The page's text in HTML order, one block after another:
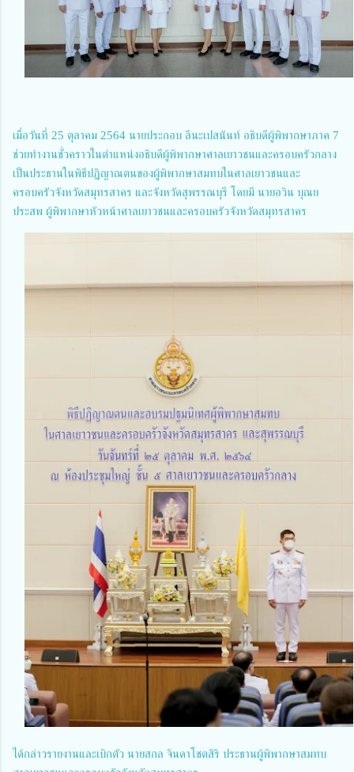
เมื่อวันที่ 25 ตุลาคม 2564 นายประกอบ ลีนะเปสนันท์ อธิบดีผู้พิพากษาภาค 7
ช่วยทำงานชั่วคราวในตำแหน่งอธิบดีผู้พิพากษาศาลเยาวชนและครอบครัวกลาง
เป็นประธานในพิธีปฏิญาณตนของผู้พิพากษาสมทบในศาลเยาวชนและ
ครอบครัวจังหวัดสมุทรสาคร และจังหวัดสุพรรณบุรี โดยมี นายอวิน บุณย
ประสพ ผู้พิพากษาหัวหน้าศาลเยาวชนและครอบครัวจังหวัดสมุทรสาคร
ได้กล่าวรายงานและเบิกตัว นายสกล จินดาโชตสิริ ประธานผู้พิพากษาสมทบ